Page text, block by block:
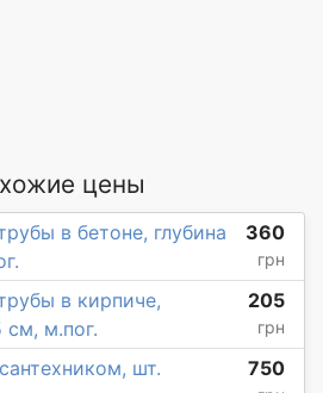
цены
в бетоне, глубина
360
грн
в кирпиче,
см, м.пог.
205
грн
шт. 750